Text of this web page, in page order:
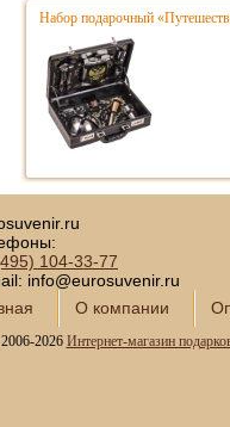
Набор подарочный
104-33-77
info@eurosuvenir.ru
О компании
2026 Интернет-магазин